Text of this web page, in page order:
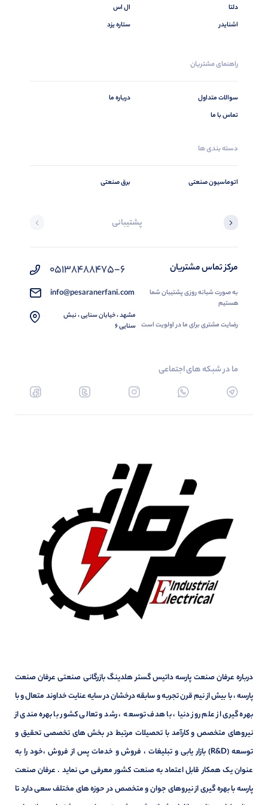
دلتا
اشنایدر
ال اس
ستاره یزد
راهنمای مشتریان
سوالات متداول
تماس با ما
درباره ما
دسته بندی ها
اتوماسیون صنعتی برق صنعتی
پشتیبانی
مرکز تماس مشتریان
به صورت شبانه روزی پشتیبان شما
هستیم
رضایت مشتری برای ما در اولویت است
05138488475-6
info@pesaranerfani.com
مشهد ، خیابان سنایی ، نبش
سنایی 6
ما در شبکه های اجتماعی
درباره عرفان صنعت پارسه داتیس گستر هلدینگ بازرگانی صنعتی عرفان صنعت
پارسه ، با بیش از نیم قرن تجربه و سابقه درخشان در سایه عنایت خداوند متعال و با
بهره گیری از علم روز دنیا ، با هدف توسعه ، رشد و تعالی کشور با بهره مندی از
نیروهای متخصص و کارآمد با تحصیلات مرتبط در بخش های تخصصی تحقیق و
توسعه (R&D) بازار یابی و تبلیغات ، فروش و خدمات پس از فروش ،خود را به
عنوان یک همکار قابل اعتماد به صنعت کشور معرفی می نماید . عرفان صنعت
پارسه با بهره گیری از نیروهای جوان و متخصص در حوزه های مختلف سعی دارد تا